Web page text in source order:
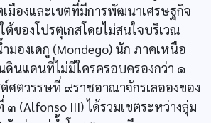
มืองและเขตที่มีการพัฒนาเศรษฐกิจ
ของโปรตุเกสโดยไม่สนใจบริเวณ
องเดกู (Mondego) นัก ภาคเหนือ
ดินแดนที่ไม่มีใครครอบครองกว่า ๑
ศตวรรษที่ ๙ราชอาณาจักรเลอองของ
๓ (Alfonso III) ได้รวมเขตระหว่างลุ่ม